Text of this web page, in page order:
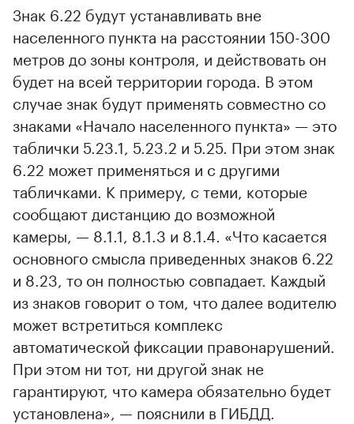
Знак 6.22 будут устанавливать вне
населенного пункта на расстоянии 150-300
метров до зоны контроля, и действовать он
будет на всей территории города. В этом
случае знак будут применять совместно со
знаками «Начало населенного пункта» — это
таблички 5.23.1, 5.23.2 и 5.25. При этом знак
6.22 может применяться и с другими
табличками. К примеру, с теми, которые
сообщают дистанцию до возможной
камеры, — 8.1.1, 8.1.3 и 8.1.4. «Что касается
основного смысла приведенных знаков 6.22
и 8.23, то он полностью совпадает. Каждый
из знаков говорит о том, что далее водителю
может встретиться комплекс
автоматической фиксации правонарушений.
При этом ни тот, ни другой знак не
гарантируют, что камера обязательно будет
установлена», — пояснили в ГИБДД.